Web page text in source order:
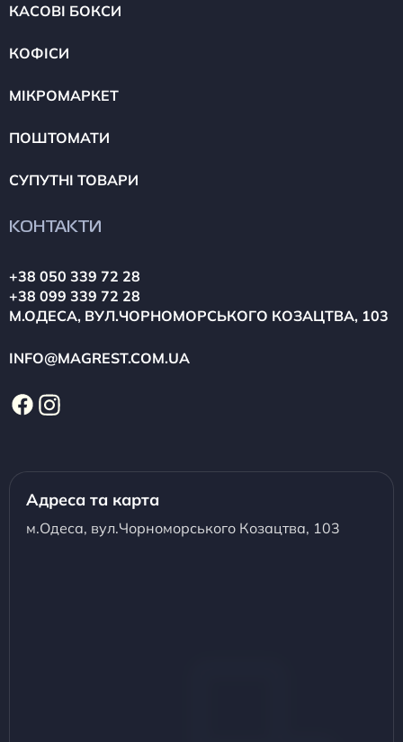
КАСОВІ БОКСИ
КОФІСИ
МІКРОМАРКЕТ
ПОШТОМАТИ
СУПУТНІ ТОВАРИ
КОНТАКТИ
+38 050 339 72 28
+38 099 339 72 28
М.ОДЕСА, ВУЛ.ЧОРНОМОРСЬКОГО КОЗАЦТВА, 103
INFO@MAGREST.COM.UA
Адреса та карта
м.Одеса, вул.Чорноморського Козацтва, 103